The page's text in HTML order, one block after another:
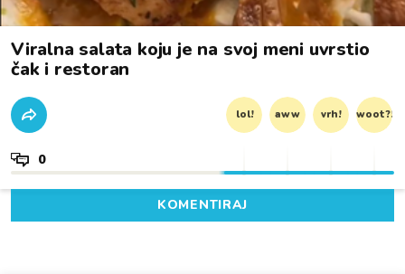
Viralna salata koju je na svoj meni uvrstio
čak i restoran
lol! aww vrh! woot?!
0
KOMENTIRAJ